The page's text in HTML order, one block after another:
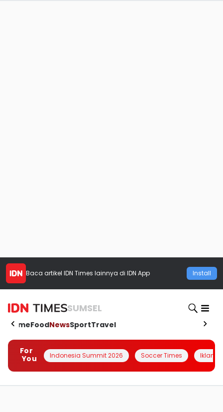
Baca artikel IDN Times lainnya di IDN App Install
SUMSEL
HomeFoodNewsSportTravel
For
You
Indonesia Summit 2026 Soccer Times Iklanin